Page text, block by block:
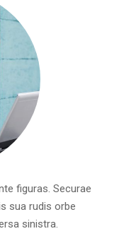
figuras. Securae
sua rudis orbe
sinistra.